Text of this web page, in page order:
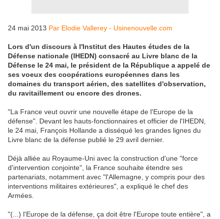
24 mai 2013 Par Elodie Vallerey - Usinenouvelle.com
Lors d'un discours à l'Institut des Hautes études de la
Défense nationale (IHEDN) consacré au Livre blanc de la
Défense le 24 mai, le président de la République a appelé de
ses voeux des coopérations européennes dans les
domaines du transport aérien, des satellites d'observation,
du ravitaillement ou encore des drones.
"La France veut ouvrir une nouvelle étape de l'Europe de la
défense". Devant les hauts-fonctionnaires et officier de l'IHEDN,
le 24 mai, François Hollande a disséqué les grandes lignes du
Livre blanc de la défense publié le 29 avril dernier.
Déjà alliée au Royaume-Uni avec la construction d'une "force
d'intervention conjointe", la France souhaite étendre ses
partenariats, notamment avec "l'Allemagne, y compris pour des
interventions militaires extérieures", a expliqué le chef des
Armées.
"(...) l'Europe de la défense, ça doit être l'Europe toute entière", a